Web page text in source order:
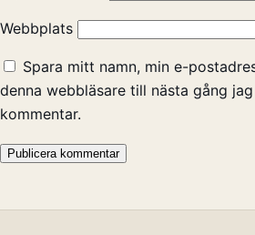
Webbplats
Spara mitt namn, min e-
denna webbläsare till nästa gång
kommentar.